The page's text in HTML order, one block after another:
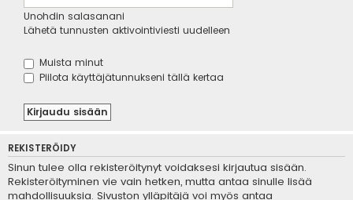
Unohdin salasanani
Lähetä tunnusten aktivointiviesti uudelleen
Muista minut
Piilota käyttäjätunnukseni tällä kertaa
REKISTERÖIDY
Sinun tulee olla rekisteröitynyt voidaksesi kirjautua sisään.
Rekisteröityminen vie vain hetken, mutta antaa sinulle lisää
mahdollisuuksia. Sivuston ylläpitäjä voi myös antaa